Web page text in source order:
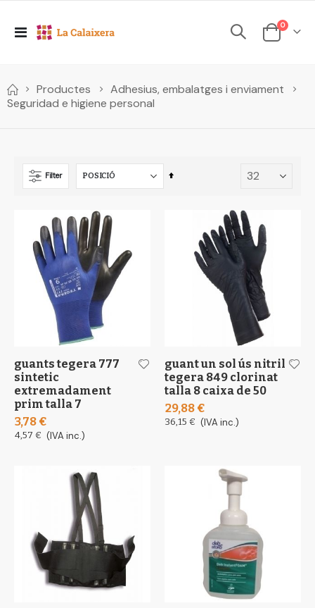
Toggle
Cesta
0elements
Productes
Adhesius, embalatges i enviament
Seguridad e higiene personal
Filter
Set
guants tegera 777
sintetic
extremadament
prim talla 7
3,78 €
4,57 € (IVA inc.)
guant un sol ús nitril
tegera 849 clorinat
talla 8 caixa de 50
29,88 €
36,15 € (IVA inc.)